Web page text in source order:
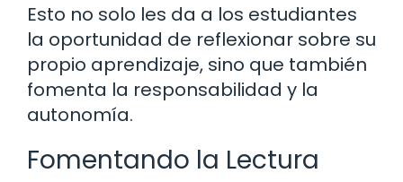
Esto no solo les da a los estudiantes
la oportunidad de reflexionar sobre su
propio aprendizaje, sino que también
fomenta la responsabilidad y la
autonomía.
Fomentando la Lectura